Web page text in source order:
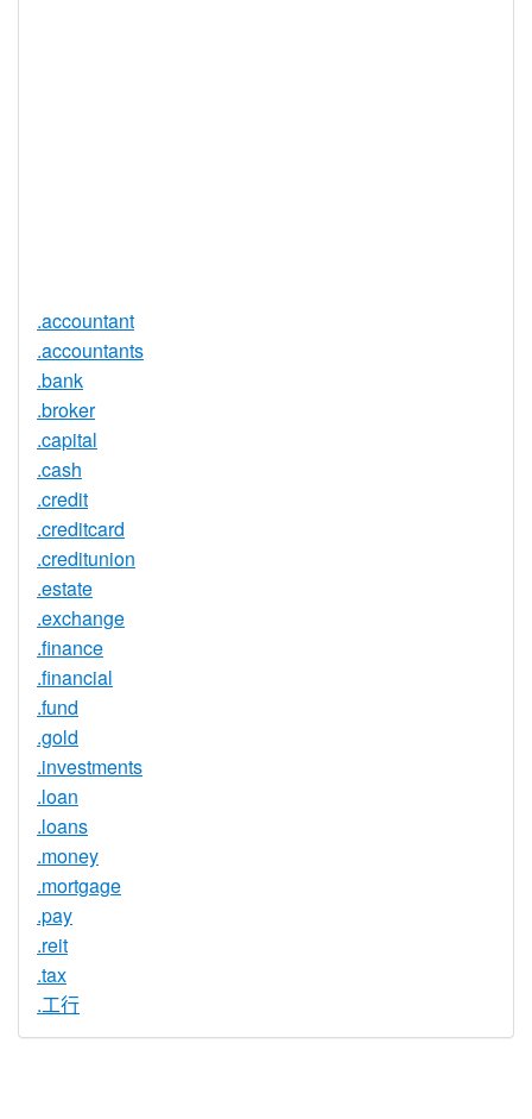
.accountant
.accountants
.bank
.broker
.capital
.cash
.credit
.creditcard
.creditunion
.estate
.exchange
.finance
.financial
.fund
.gold
.investments
.loan
.loans
.money
.mortgage
.pay
.reit
.tax
.工行